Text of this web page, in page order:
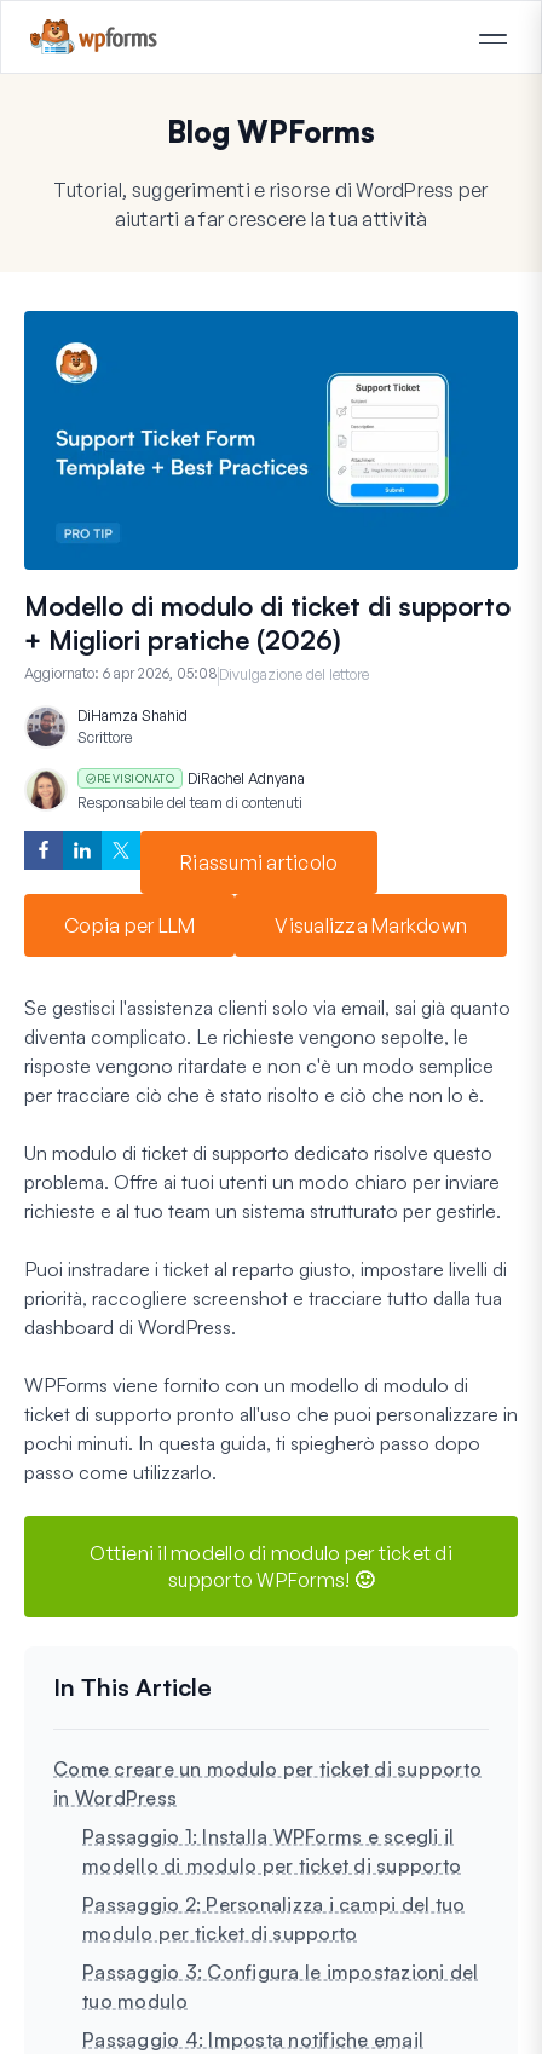
Blog WPForms
Tutorial, suggerimenti e risorse di WordPress per
aiutarti a far crescere la tua attività
Modello di modulo di ticket di supporto
+ Migliori pratiche (2026)
Aggiornato: 6 apr 2026, 05:08 Divulgazione del lettore
DiHamza Shahid
Scrittore
REVISIONATO DiRachel Adnyana
Responsabile del team di contenuti
Riassumi articolo
Copia per LLM Visualizza Markdown
Se gestisci l'assistenza clienti solo via email, sai già quanto
diventa complicato. Le richieste vengono sepolte, le
risposte vengono ritardate e non c'è un modo semplice
per tracciare ciò che è stato risolto e ciò che non lo è.
Un modulo di ticket di supporto dedicato risolve questo
problema. Offre ai tuoi utenti un modo chiaro per inviare
richieste e al tuo team un sistema strutturato per gestirle.
Puoi instradare i ticket al reparto giusto, impostare livelli di
priorità, raccogliere screenshot e tracciare tutto dalla tua
dashboard di WordPress.
WPForms viene fornito con un modello di modulo di
ticket di supporto pronto all'uso che puoi personalizzare in
pochi minuti. In questa guida, ti spiegherò passo dopo
passo come utilizzarlo.
Ottieni il modello di modulo per ticket di
supporto WPForms! 🙂
Come creare un modulo per ticket di supporto
in WordPress
Passaggio 1: Installa WPForms e scegli il
modello di modulo per ticket di supporto
Passaggio 2: Personalizza i campi del tuo
modulo per ticket di supporto
Passaggio 3: Configura le impostazioni del
tuo modulo
Passaggio 4: Imposta notifiche email